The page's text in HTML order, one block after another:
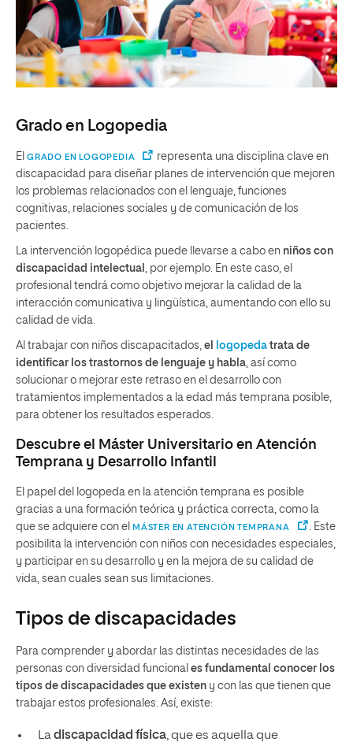
Grado en Logopedia
El GRADO EN LOGOPEDIA
representa una disciplina clave en
discapacidad para diseñar planes de intervención que mejoren
los problemas relacionados con el lenguaje, funciones
cognitivas, relaciones sociales y de comunicación de los
pacientes.
La intervención logopédica puede llevarse a cabo en niños con
discapacidad intelectual
, por ejemplo. En este caso, el
profesional tendrá como objetivo mejorar la calidad de la
interacción comunicativa y lingüística, aumentando con ello su
calidad de vida.
Al trabajar con niños discapacitados, el logopeda trata de
identificar los trastornos de lenguaje y habla , así como
solucionar o mejorar este retraso en el desarrollo con
tratamientos implementados a la edad más temprana posible,
para obtener los resultados esperados.
Descubre el Máster Universitario en Atención
Temprana y Desarrollo Infantil
El papel del logopeda en la atención temprana es posible
gracias a una formación teórica y práctica correcta, como la
que se adquiere con el
MÁSTER EN ATENCIÓN TEMPRANA
. Este
posibilita la intervención con niños con necesidades especiales,
y participar en su desarrollo y en la mejora de su calidad de
vida, sean cuales sean sus limitaciones.
Tipos de discapacidades
Para comprender y abordar las distintas necesidades de las
personas con diversidad funcional es fundamental conocer los
tipos de discapacidades que existen y con las que tienen que
trabajar estos profesionales. Así, existe:
Ladiscapacidad física, que es aquella que